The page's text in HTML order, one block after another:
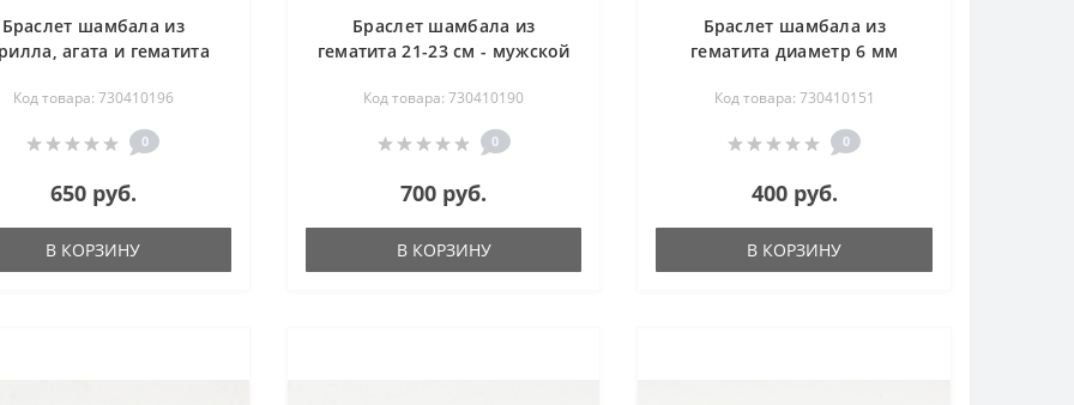
Браслет шамбала из
агата и гематита
Код товара: 730410196
0
650 руб.
В КОРЗИНУ
Браслет шамбала из
гематита 21-23 см - мужской
Код товара: 730410190
0
700 руб.
В КОРЗИНУ
Браслет шамбала из
гематита диаметр 6 мм
Код товара: 730410151
0
400 руб.
В КОРЗИНУ